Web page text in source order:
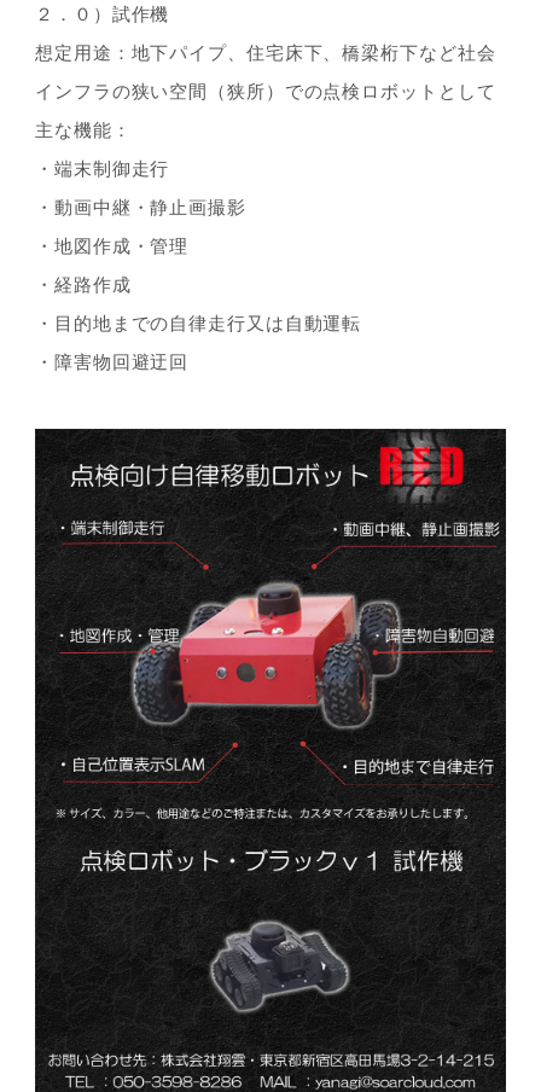
２．０）試作機
想定用途：地下パイプ、住宅床下、橋梁桁下など社会
インフラの狭い空間（狭所）での点検ロボットとして
主な機能：
・端末制御走行
・動画中継・静止画撮影
・地図作成・管理
・経路作成
・目的地までの自律走行又は自動運転
・障害物回避迂回